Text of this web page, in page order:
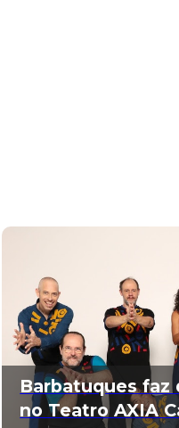
Barbatuques
no Teatro AXIA